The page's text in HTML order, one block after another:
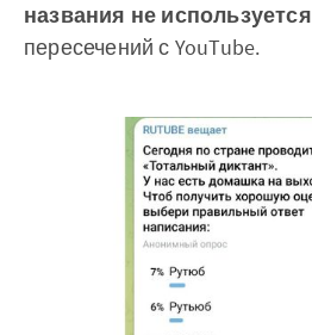
названия не используется
пересечений с YouTube.